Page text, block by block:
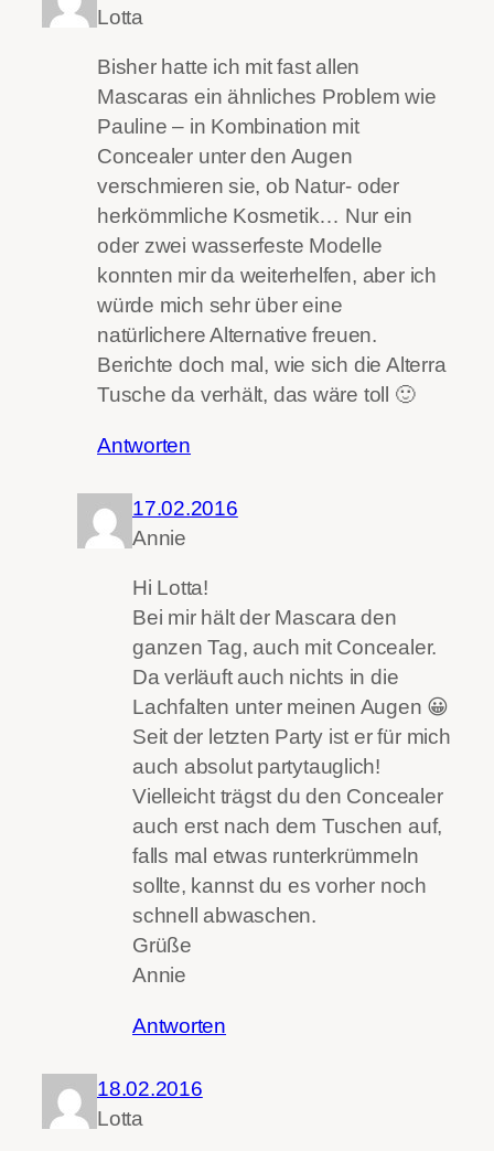
Lotta
Bisher hatte ich mit fast allen
Mascaras ein ähnliches Problem wie
Pauline – in Kombination mit
Concealer unter den Augen
verschmieren sie, ob Natur- oder
herkömmliche Kosmetik… Nur ein
oder zwei wasserfeste Modelle
konnten mir da weiterhelfen, aber ich
würde mich sehr über eine
natürlichere Alternative freuen.
Berichte doch mal, wie sich die Alterra
Tusche da verhält, das wäre toll 🙂
Antworten
17.02.2016
Annie
Hi Lotta!
Bei mir hält der Mascara den
ganzen Tag, auch mit Concealer.
Da verläuft auch nichts in die
Lachfalten unter meinen Augen 😀
Seit der letzten Party ist er für mich
auch absolut partytauglich!
Vielleicht trägst du den Concealer
auch erst nach dem Tuschen auf,
falls mal etwas runterkrümmeln
sollte, kannst du es vorher noch
schnell abwaschen.
Grüße
Annie
Antworten
18.02.2016
Lotta